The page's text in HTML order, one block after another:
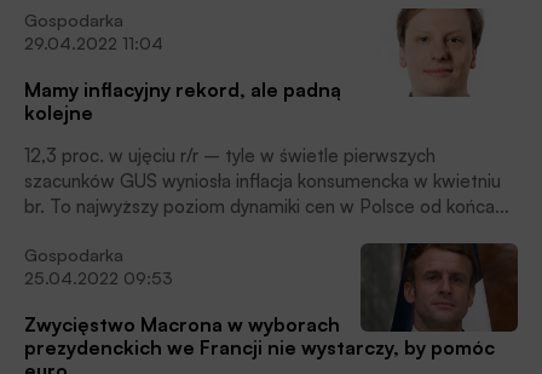
przemawiają za zdecydowanym działaniem polskich władz
monetarnych.
Gospodarka
29.04.2022 11:04
Mamy inflacyjny rekord, ale padną
kolejne
12,3 proc. w ujęciu r/r – tyle w świetle pierwszych
szacunków GUS wyniosła inflacja konsumencka w kwietniu
br. To najwyższy poziom dynamiki cen w Polsce od końca
jeszcze nie dobrnęła do szczy-tu. W kolejnych miesiącach
przekroczy 14 proc.
Gospodarka
25.04.2022 09:53
Zwycięstwo Macrona w wyborach
prezydenckich we Francji nie wystarczy, by pomóc